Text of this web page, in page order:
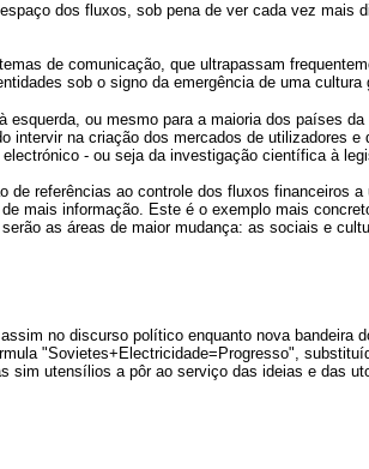
dos fluxos, sob pena de ver cada vez
de comunicação, que ultrapassam
sob o signo da emergência de uma cultura
ou mesmo para a maioria dos países
intervir na criação dos mercados de
- ou seja da investigação científica à
de referências ao controle dos fluxos
mais informação. Este é o exemplo mais
as áreas de maior mudança: as sociais e
no discurso político enquanto nova
"Sovietes+Electricidade=Progresso",
utensílios a pôr ao serviço das ideias e das